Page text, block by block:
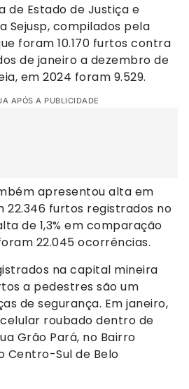
de Estado de Justiça e
Sejusp, compilados pela
foram 10.170 furtos contra
de janeiro a dezembro de
em 2024 foram 9.529.
APÓS A PUBLICIDADE
apresentou alta em
22.346 furtos registrados no
de 1,3% em comparação
22.045 ocorrências.
na capital mineira
a pedestres são um
de segurança. Em janeiro,
roubado dentro de
Grão Pará, no Bairro
Centro-Sul de Belo